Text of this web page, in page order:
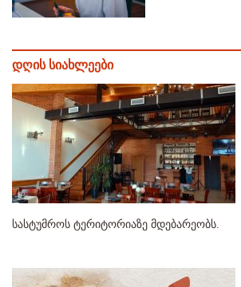
დღის სიახლეები
სასტუმროს ტერიტორიაზე მდებარეობს.